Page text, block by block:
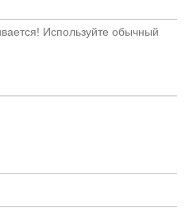
Используйте обычный